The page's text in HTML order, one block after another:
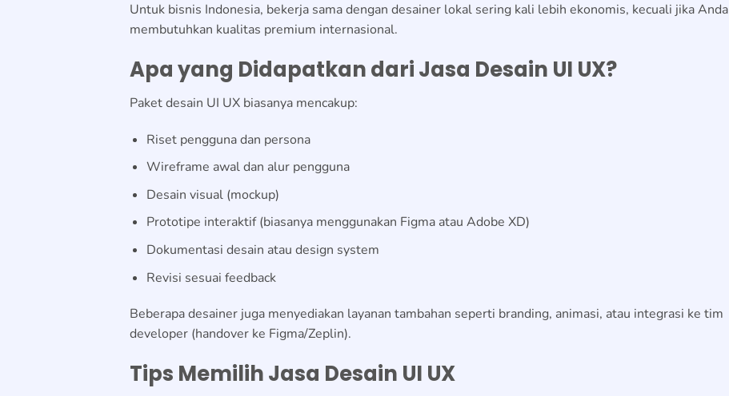
Untuk bisnis Indonesia, bekerja sama dengan desainer lokal sering kali lebih ekonomis, kecuali jika Anda
membutuhkan kualitas premium internasional.
Apa yang Didapatkan dari Jasa Desain UI UX?
Paket desain UI UX biasanya mencakup:
Riset pengguna dan persona
Wireframe awal dan alur pengguna
Desain visual (mockup)
Prototipe interaktif (biasanya menggunakan Figma atau Adobe XD)
Dokumentasi desain atau design system
Revisi sesuai feedback
Beberapa desainer juga menyediakan layanan tambahan seperti branding, animasi, atau integrasi ke tim
developer (handover ke Figma/Zeplin).
Tips Memilih Jasa Desain UI UX